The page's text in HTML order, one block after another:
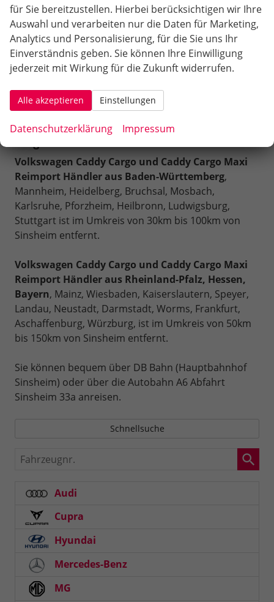
34.690,– €
incl. 19% MwSt.
RückrufPDF-Datei, Fahrzeugexposé
Fahrzeug parken
Verbrauch kombiniert:5,50 l/100km
CO2-Klasse: E
CO2-Emissionen:145,00 g/km
VW Caddy Cargo und VW Caddy Cargo Maxi
Konfigurator VW Caddy Cargo und VW Caddy
Volkswagen Caddy Cargo und Caddy Cargo Maxi
Reimport Händler aus Baden-Württemberg,
Mannheim, Heidelberg, Bruchsal, Mosbach,
Karlsruhe, Pforzheim, Heilbronn, Ludwigsburg,
Stuttgart ist im Umkreis von 30km bis 100km von
Sinsheim entfernt.
Volkswagen Caddy Cargo und Caddy Cargo Maxi
Reimport Händler aus Rheinland-Pfalz, Hessen,
Bayern, Mainz, Wiesbaden, Kaiserslautern, Speyer,
Landau, Neustadt, Darmstadt, Worms, Frankfurt,
Aschaffenburg, Würzburg, ist im Umkreis von 50km
bis 150km von Sinsheim entfernt.
Sie können bequem über DB Bahn (Hauptbahnhof
Sinsheim) oder über die Autobahn A6 Abfahrt
Sinsheim 33a anreisen.
Schnellsuche
Fahrzeugnr.
Audi
Cupra
Hyundai
Mercedes-Benz
MG
für Sie bereitzustellen. Hierbei berücksichtigen wir Ihre
Auswahl und verarbeiten nur die Daten für Marketing,
Analytics und Personalisierung, für die Sie uns Ihr
Einverständnis geben. Sie können Ihre Einwilligung
jederzeit mit Wirkung für die Zukunft widerrufen.
Alle akzeptieren Einstellungen
Datenschutzerklärung Impressum